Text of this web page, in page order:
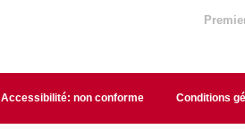
Accessibilité: non conforme Conditions